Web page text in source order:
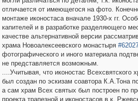
отличается от имеющегося на фото.
монтаже иконостаса вначале 1930-х гг.
капителей и в разработке разделяющего
качестве альтернативной версии
храма Новоалексеевского монастыря
фотографического и иного материала
не представляется возможным.
....Учитывая, что иконостас Всехсвятского
был создан по эскизам соавтора
а сам храм Всех святых был построен по
проекта трапезной и иконостасов в к.